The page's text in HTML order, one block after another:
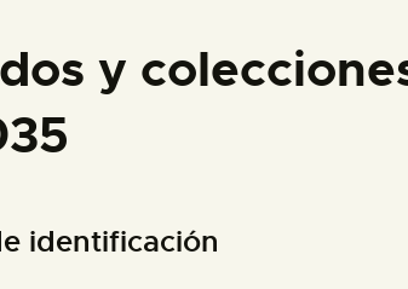
y
identificación